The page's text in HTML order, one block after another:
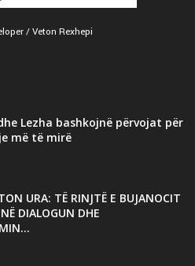
/ Veton Rexhepi
Lezha bashkojnë përvojat për
më të mirë
URA: TË RINJTË E BUJANOCIT
DIALOGUN DHE